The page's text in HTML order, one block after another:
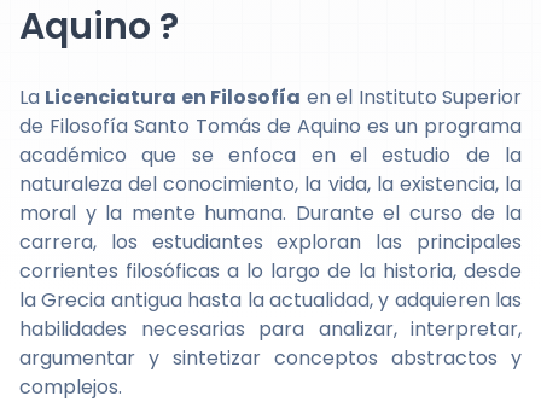
Aquino ?
La Licenciatura en Filosofía en el Instituto Superior
de Filosofía Santo Tomás de Aquino es un programa
académico que se enfoca en el estudio de la
naturaleza del conocimiento, la vida, la existencia, la
moral y la mente humana. Durante el curso de la
carrera, los estudiantes exploran las principales
corrientes filosóficas a lo largo de la historia, desde
la Grecia antigua hasta la actualidad, y adquieren las
habilidades necesarias para analizar, interpretar,
argumentar y sintetizar conceptos abstractos y
complejos.